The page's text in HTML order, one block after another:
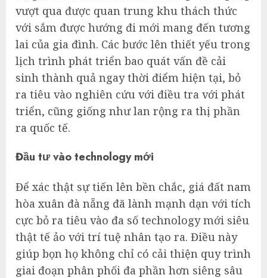
vượt qua được quan trung khu thách thức
với sắm được hướng đi mới mang đến tương
lai của gia đình. Các bước lên thiết yếu trong
lịch trình phát triển bao quát vấn đề cải
sinh thành quả ngay thời điểm hiện tại, bỏ
ra tiêu vào nghiên cứu với điều tra với phát
triển, cũng giống như lan rộng ra thị phần
ra quốc tế.
Đầu tư vào technology mới
Để xác thật sự tiến lên bền chắc, giá đất nam
hòa xuân đà nẵng đã lành mạnh dạn với tích
cực bỏ ra tiêu vào đa số technology mới siêu
thật tế ảo với trí tuệ nhân tạo ra. Điều này
giúp bọn họ không chỉ có cải thiện quy trình
giai đoạn phân phối đa phần hơn siêng sâu